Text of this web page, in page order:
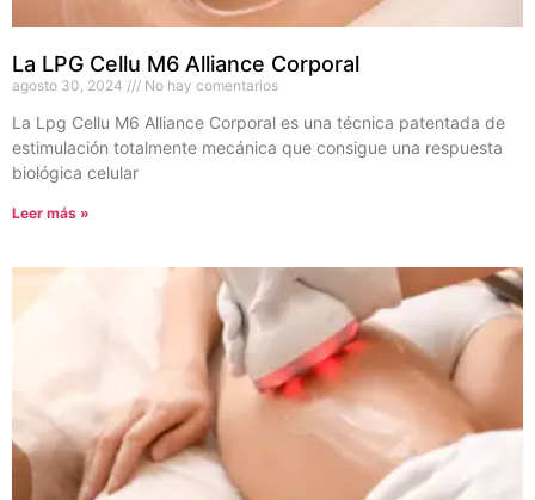
La LPG Cellu M6 Alliance Corporal
agosto 30, 2024 No hay comentarios
La Lpg Cellu M6 Alliance Corporal es una técnica patentada de
estimulación totalmente mecánica que consigue una respuesta
biológica celular
Leer más »